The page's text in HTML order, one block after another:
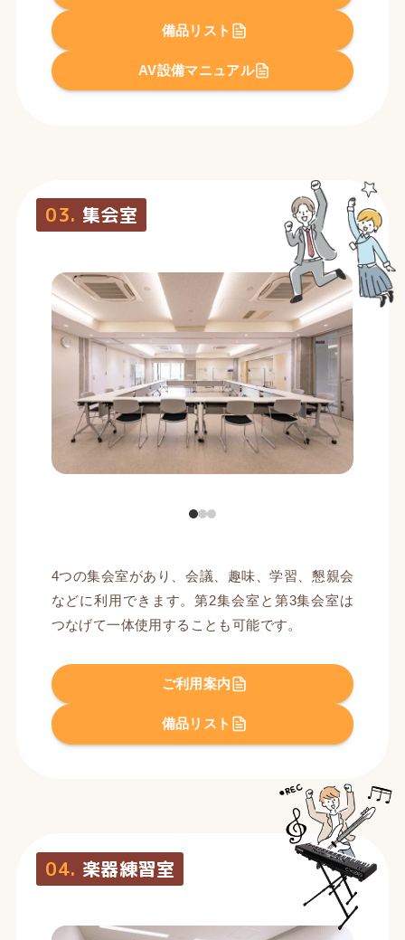
備品リスト
AV設備マニュアル
03. 集会室
4つの集会室があり、会議、趣味、学習、懇親会
などに利用できます。第2集会室と第3集会室は
つなげて一体使用することも可能です。
ご利用案内
備品リスト
04. 楽器練習室